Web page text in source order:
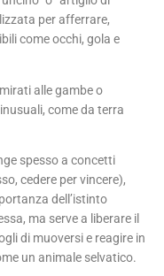
per afferrare,
come occhi, gola e
alle gambe o
come da terra
spesso a concetti
cedere per vincere),
dell’istinto
ma serve a liberare il
di muoversi e reagire in
un animale selvatico.